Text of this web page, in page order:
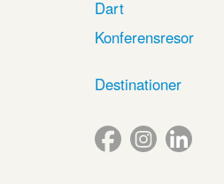
Dart
Konferensresor
Destinationer